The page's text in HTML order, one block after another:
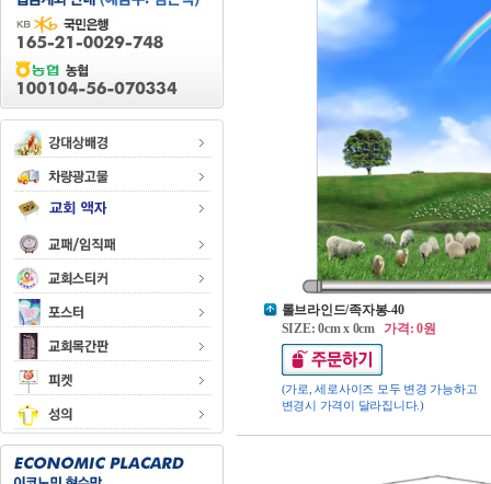
롤브라인드/족자봉-40
SIZE: 0cm x 0cm가격: 0원
(가로, 세로사이즈 모두 변경 가능하고
변경시 가격이 달라집니다.)